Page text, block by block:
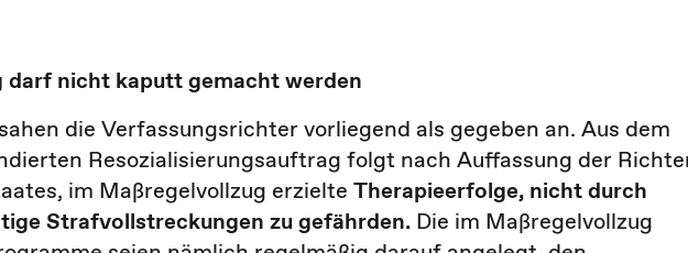
darf nicht kaputt gemacht werden
die Verfassungsrichter vorliegend als gegeben an. Aus dem
Resozialisierungsauftrag folgt nach Auffassung der
im Maßregelvollzug erzielte Therapieerfolge, nicht durch
Strafvollstreckungen zu gefährden. Die im Maßregelvollzug